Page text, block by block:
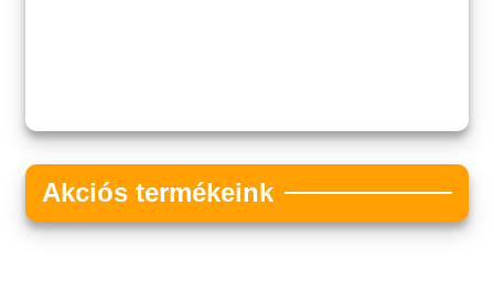
Akciós termékeink